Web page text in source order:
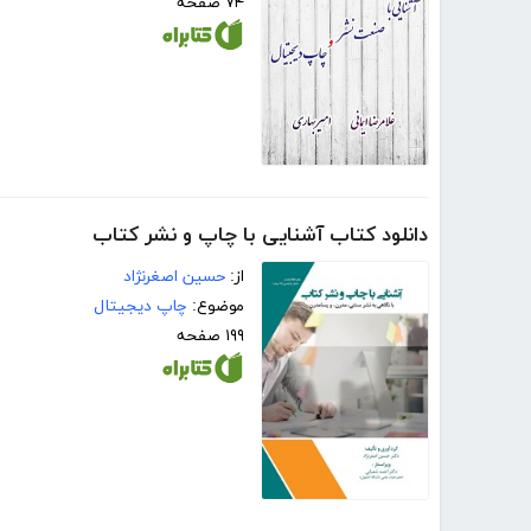
دانلود کتاب آشنایی با چاپ و نشر کتاب
از: حسین اصغرنژاد
موضوع: چاپ دیجیتال
۱۹۹ صفحه